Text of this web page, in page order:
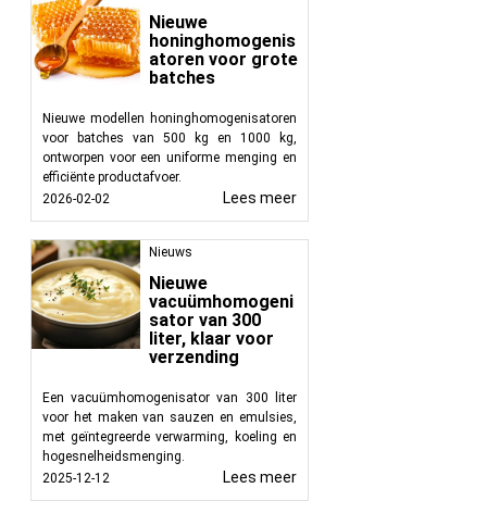
Nieuwe
honinghomogenis
atoren voor grote
batches
Nieuwe modellen honinghomogenisatoren
voor batches van 500 kg en 1000 kg,
ontworpen voor een uniforme menging en
efficiënte productafvoer.
2026-02-02
Lees meer
Nieuws
Nieuwe
vacuümhomogeni
sator van 300
liter, klaar voor
verzending
Een vacuümhomogenisator van 300 liter
voor het maken van sauzen en emulsies,
met geïntegreerde verwarming, koeling en
hogesnelheidsmenging.
2025-12-12
Lees meer